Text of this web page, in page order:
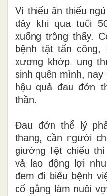
Vì thiếu ăn thiếu
đây khi qua tuổi
xuống trông thấy.
bệnh tật tấn công,
xương khớp, ung
sinh quên mình, nay
hậu quả đau đớn
thần.
Đau đớn thể lý
thang, cần người
giường liệt chiếu
vả lao động lợi
đem đi biếu bệnh
cố gắng làm nuôi